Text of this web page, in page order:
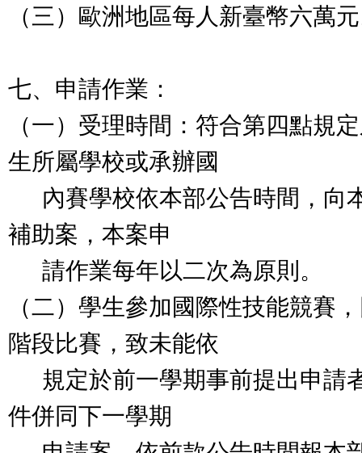
（三）歐洲地區每人新臺幣六萬
七、申請作業：
（一）受理時間：符合第四點規
生所屬學校或承辦國
內賽學校依本部公告時間，向
補助案，本案申
請作業每年以二次為原則。
（二）學生參加國際性技能競賽
階段比賽，致未能依
規定於前一學期事前提出申請
件併同下一學期